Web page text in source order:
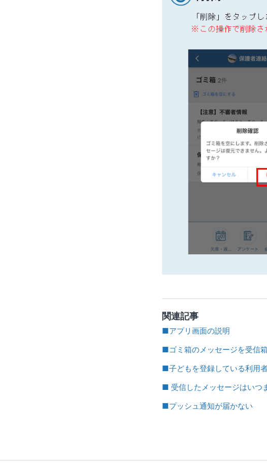
関連記事
■アプリ画面の説明
■ゴミ箱のメッセージを受信
■子どもを登録している利用
■ 受信したメッセージはいつ
■プッシュ通知が届かない